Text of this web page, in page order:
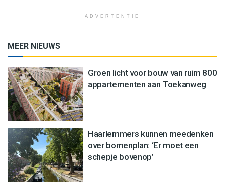
ADVERTENTIE
MEER NIEUWS
Groen licht voor bouw van ruim 800
appartementen aan Toekanweg
Haarlemmers kunnen meedenken
over bomenplan: ‘Er moet een
schepje bovenop’